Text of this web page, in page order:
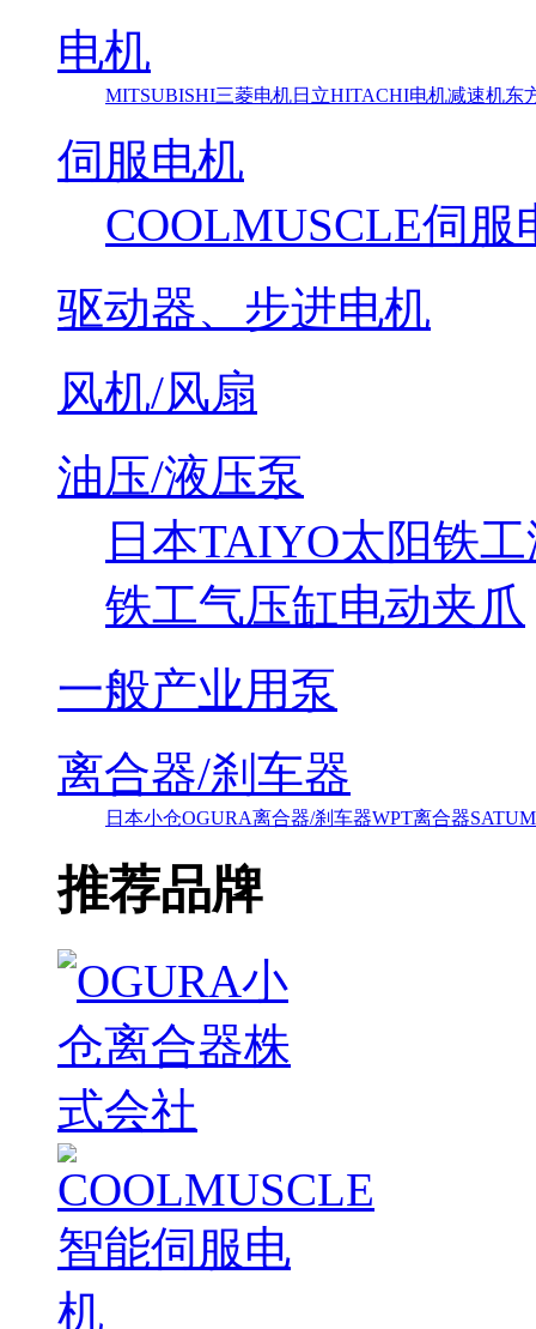
电机
MITSUBISHI三菱电机日立HITACHI电机减速机东
伺服电机
COOLMUSCLE伺服
驱动器、步进电机
风机/风扇
油压/液压泵
日本TAIYO太阳铁
铁工气压缸电动夹爪
一般产业用泵
离合器/刹车器
日本小仓OGURA离合器/刹车器WPT离合器
推荐品牌